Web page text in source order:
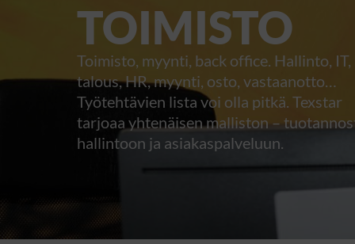
TOIMISTO
Toimisto, myynti, back office. Hallinto, IT,
talous, HR, myynti, osto, vastaanotto…
Työtehtävien lista voi olla pitkä. Texstar
tarjoaa yhtenäisen malliston –
hallintoon ja asiakaspalveluun.